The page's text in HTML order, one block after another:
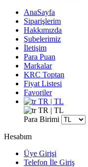
AnaSayfa
Siparişlerim
Hakkımızda
Şubelerimiz
İletişim
Para Puan
Markalar
KRC Toptan
Fiyat Listesi
Favoriler
TR | TL
TR | TL
Para Birimi
Hesabım
Üye Girişi
Telefon İle Giriş